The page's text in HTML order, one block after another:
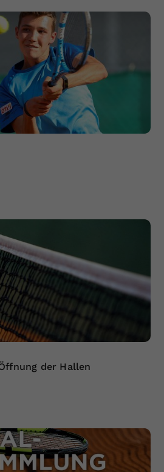
der Hallen
Wert speichert Ihre Consent-
Unter anderem eine
generierte ID, für die
Speicherung Ihrer
Einstellungen, falls der
Betreiber dies eingestellt